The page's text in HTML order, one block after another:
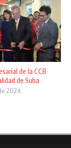
de la CCB
de Suba
2026